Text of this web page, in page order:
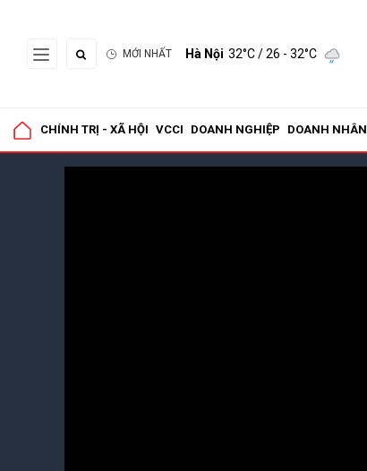
MỚI NHẤT Hà Nội 32°C/ 26 - 32°C
CHÍNH TRỊ - XÃ HỘI VCCI DOANH NGHIỆP DOANH NHÂN